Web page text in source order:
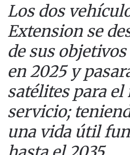
Los dos
Extension se
de sus
en 2025 y
satélites para
servicio;
una vida útil